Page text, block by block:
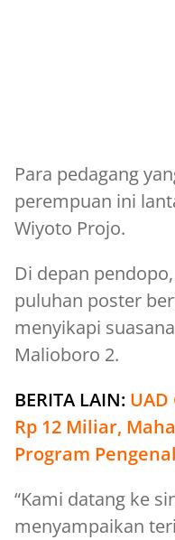
Para pedagang
perempuan ini
Wiyoto Projo.
Di depan
puluhan poster
menyikapi
Malioboro 2.
BERITA LAIN:
Rp 12 Miliar,
Program
“Kami datang ke
menyampaikan